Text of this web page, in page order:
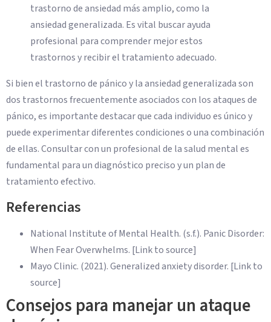
trastorno de ansiedad más amplio, como la
ansiedad generalizada. Es vital buscar ayuda
profesional para comprender mejor estos
trastornos y recibir el tratamiento adecuado.
Si bien el trastorno de pánico y la ansiedad generalizada son
dos trastornos frecuentemente asociados con los ataques de
pánico, es importante destacar que cada individuo es único y
puede experimentar diferentes condiciones o una combinación
de ellas. Consultar con un profesional de la salud mental es
fundamental para un diagnóstico preciso y un plan de
tratamiento efectivo.
Referencias
National Institute of Mental Health. (s.f.). Panic Disorder:
When Fear Overwhelms. [Link to source]
Mayo Clinic. (2021). Generalized anxiety disorder. [Link to
source]
Consejos para manejar un ataque